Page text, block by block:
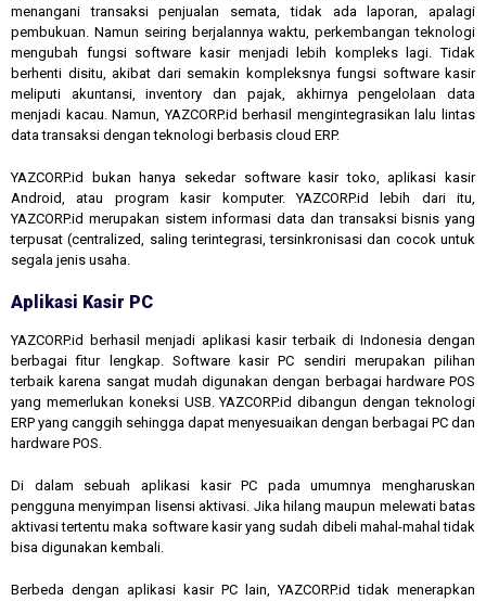
menangani transaksi penjualan semata, tidak ada laporan, apalagi
pembukuan. Namun seiring berjalannya waktu, perkembangan teknologi
mengubah fungsi software kasir menjadi lebih kompleks lagi. Tidak
berhenti disitu, akibat dari semakin kompleksnya fungsi software kasir
meliputi akuntansi, inventory dan pajak, akhirnya pengelolaan data
menjadi kacau. Namun, YAZCORP.id berhasil mengintegrasikan lalu lintas
data transaksi dengan teknologi berbasis cloud ERP.
YAZCORP.id bukan hanya sekedar software kasir toko, aplikasi kasir
Android, atau program kasir komputer. YAZCORP.id lebih dari itu,
YAZCORP.id merupakan sistem informasi data dan transaksi bisnis yang
terpusat (centralized, saling terintegrasi, tersinkronisasi dan cocok untuk
segala jenis usaha.
Aplikasi Kasir PC
YAZCORP.id berhasil menjadi aplikasi kasir terbaik di Indonesia dengan
berbagai fitur lengkap. Software kasir PC sendiri merupakan pilihan
terbaik karena sangat mudah digunakan dengan berbagai hardware POS
yang memerlukan koneksi USB. YAZCORP.id dibangun dengan teknologi
ERP yang canggih sehingga dapat menyesuaikan dengan berbagai PC dan
hardware POS.
Di dalam sebuah aplikasi kasir PC pada umumnya mengharuskan
pengguna menyimpan lisensi aktivasi. Jika hilang maupun melewati batas
aktivasi tertentu maka software kasir yang sudah dibeli mahal-mahal tidak
bisa digunakan kembali.
Berbeda dengan aplikasi kasir PC lain, YAZCORP.id tidak menerapkan